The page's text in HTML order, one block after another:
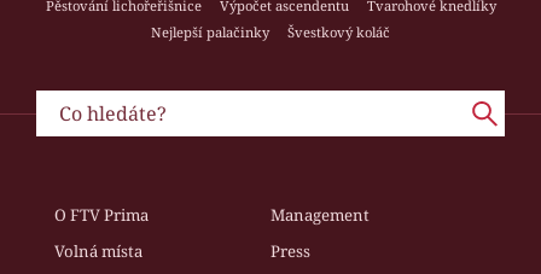
Pěstování lichořeřišnice
Výpočet ascendentu
Tvarohové knedlíky
Nejlepší palačinky
Švestkový koláč
O FTV Prima
Management
Volná místa
Press